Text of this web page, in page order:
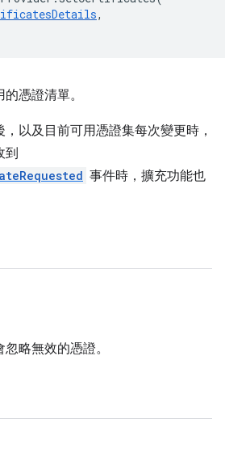
,
憑證清單。
以及目前可用憑證集每次變更時，
到
事件時，擴充功能也
略無效的憑證。